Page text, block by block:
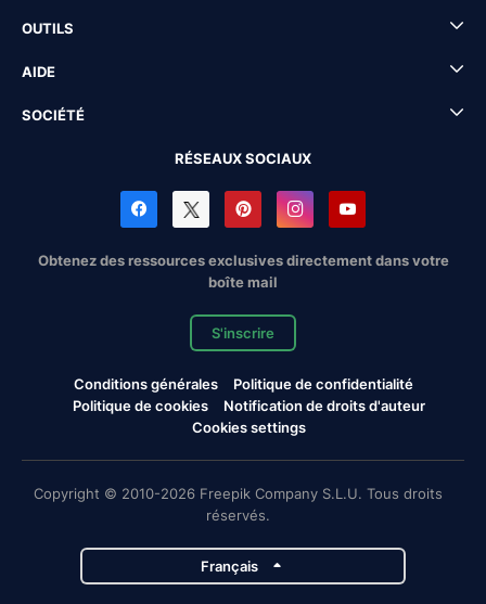
OUTILS
AIDE
SOCIÉTÉ
RÉSEAUX SOCIAUX
Obtenez des ressources exclusives directement dans votre
boîte mail
S'inscrire
Conditions générales
Politique de confidentialité
Politique de cookies
Notification de droits d'auteur
Cookies settings
Copyright © 2010-2026 Freepik Company S.L.U. Tous droits
réservés.
Français